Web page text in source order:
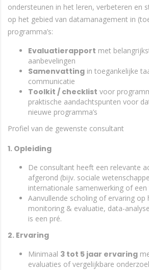
ondersteunen in het leren, verbeteren en
op het gebied van datamanagement in
programma’s:
Evaluatierapport met
aanbevelingen
Samenvatting in toegankelijke
communicatie
Toolkit / checklist voor
praktische aandachtspunten voor
nieuwe programma’s
Profiel van de gewenste consultant
1. Opleiding
De consultant heeft een relevante
afgerond (bijv. sociale
internationale samenwerking of
Aanvullende scholing of ervaring op
monitoring & evaluatie, data-
is een pré.
2. Ervaring
Minimaal 3 tot 5 jaar ervaring
evaluaties of vergelijkbare